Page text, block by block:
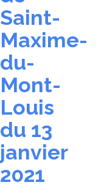
Saint-
Maxime-
du-
Mont-
Louis
du 13
janvier
2021